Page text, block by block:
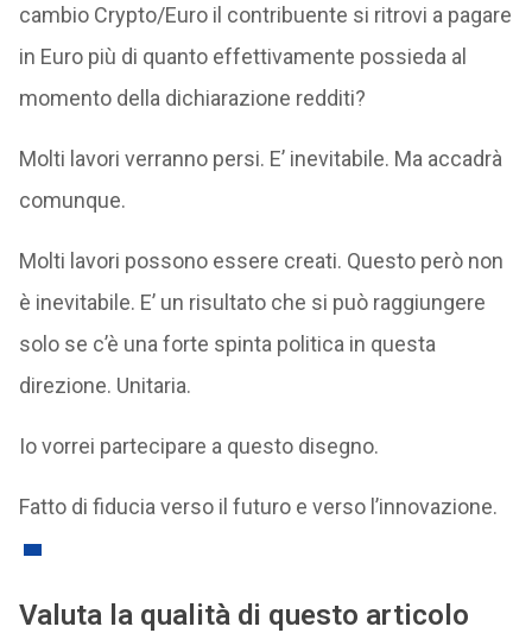
cambio Crypto/Euro il contribuente si ritrovi a pagare
in Euro più di quanto effettivamente possieda al
momento della dichiarazione redditi?
Molti lavori verranno persi. E’ inevitabile. Ma accadrà
comunque.
Molti lavori possono essere creati. Questo però non
è inevitabile. E’ un risultato che si può raggiungere
solo se c’è una forte spinta politica in questa
direzione. Unitaria.
Io vorrei partecipare a questo disegno.
Fatto di fiducia verso il futuro e verso l’innovazione.
Valuta la qualità di questo articolo